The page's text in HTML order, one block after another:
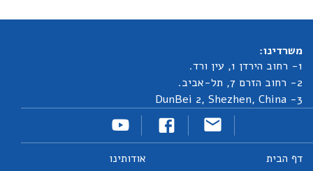
משרדינו:
1- רחוב הירדן 1, עין ורד.
2- רחוב הזרם 7, תל-אביב.
3- DunBei 2, Shezhen, China
דף הבית
אודותינו